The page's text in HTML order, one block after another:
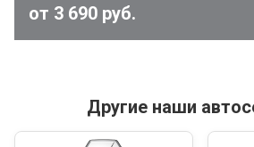
от 3 690 руб.
Другие наши